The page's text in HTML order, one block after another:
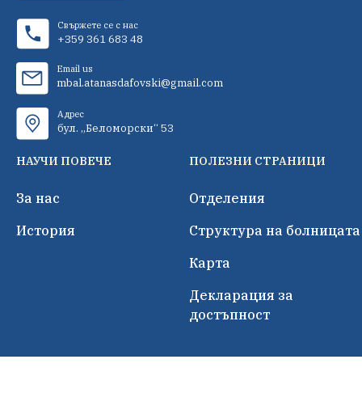
Свържете се с нас
+359 361 683 48
Email us
mbal.atanasdafovski@gmail.com
Адрес
бул. „Беломорски“ 53
НАУЧИ ПОВЕЧЕ
За нас
История
ПОЛЕЗНИ СТРАНИЦИ
Отделения
Структура на болницата
Карта
Декларация за
достъпност